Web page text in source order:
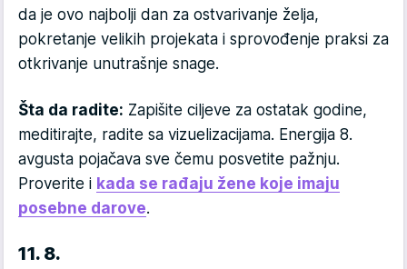
da je ovo najbolji dan za ostvarivanje želja,
pokretanje velikih projekata i sprovođenje praksi za
otkrivanje unutrašnje snage.
Šta da radite: Zapišite ciljeve za ostatak godine,
meditirajte, radite sa vizuelizacijama. Energija 8.
avgusta pojačava sve čemu posvetite pažnju.
Proverite i kada se rađaju žene koje imaju
posebne darove.
11. 8.